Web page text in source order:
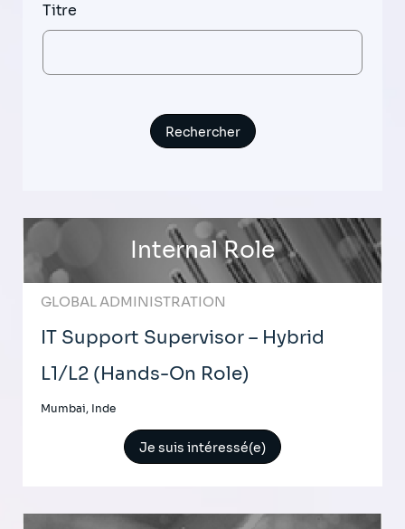
Titre
Internal Role
GLOBAL ADMINISTRATION
IT Support Supervisor – Hybrid
L1/L2 (Hands-On Role)
Mumbai, Inde
Je suis intéressé(e)